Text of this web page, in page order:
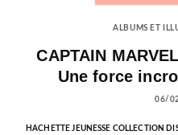
ALBUMS ET
CAPTAIN
Une force
06/
HACHETTE JEUNESSE COLLECTION